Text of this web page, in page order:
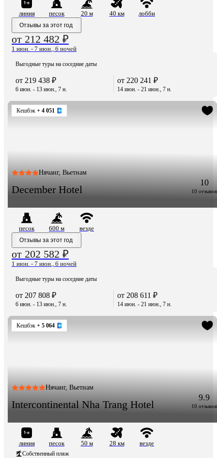
линия песок 20 м 40 км
лобби
Отзывы за этот год
от 212 482 ₽
1 июн. - 7 июн., 6 ночей
Выгодные туры на соседние даты
от 219 438 ₽
6 июн. - 13 июн., 7 н.
от 220 241 ₽
14 июн. - 21 июн., 7 н.
Кешбэк + 4 051
Нячанг, Вьетнам
December Hotel
10
10 отзывов
песок 600 м
везде
Отзывы за этот год
от 202 582 ₽
1 июн. - 7 июн., 6 ночей
Выгодные туры на соседние даты
от 207 808 ₽
6 июн. - 13 июн., 7 н.
от 208 611 ₽
14 июн. - 21 июн., 7 н.
Кешбэк + 5 064
Нячанг, Вьетнам
Intercontinental Nha Trang Hotel
9.9
10 отзывов
линия песок 50 м 28 км
везде
Собственный пляж